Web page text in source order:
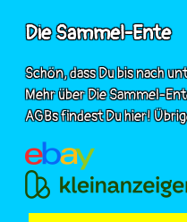
Die Sammel-Ente
Schön, dass Du bis nach
Mehr über Die Sammel-
AGBs findest Du hier!